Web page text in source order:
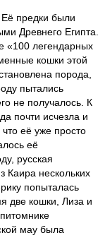
Её предки были
Древнего Египта.
«100 легендарных
кошки этой
порода,
пытались
не получалось. К
почти исчезла и
её уже просто
её
русская
Каира нескольких
попыталась
две кошки, Лиза и
мау была